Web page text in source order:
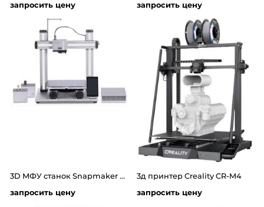
запросить цену
запросить цену
3D МФУ станок Snapmaker 2.0 A250T 3in1
запросить цену
3д принтер Creality CR-M4
запросить цену